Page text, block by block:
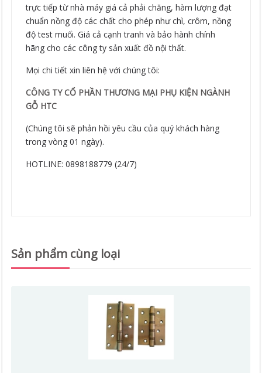
trực tiếp từ nhà máy giá cả phải chăng, hàm lượng đạt
chuẩn nồng độ các chất cho phép như chì, crôm, nồng
độ test muối. Giá cả cạnh tranh và bảo hành chính
hãng cho các công ty sản xuất đồ nội thất.
Mọi chi tiết xin liên hệ với chúng tôi:
CÔNG TY CỔ PHẦN THƯƠNG MẠI PHỤ KIỆN NGÀNH
GỖ HTC
(Chúng tôi sẽ phản hồi yêu cầu của quý khách hàng
trong vòng 01 ngày).
HOTLINE: 0898188779 (24/7)
Sản phẩm cùng loại